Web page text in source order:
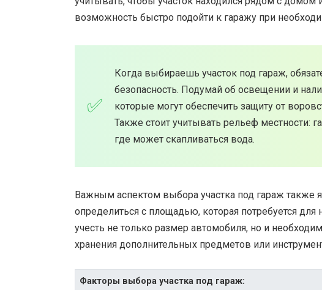
возможность быстро подойти к гаражу при
Когда выбираешь участок под гараж,
безопасность. Подумай об освещении и
которые могут обеспечить защиту от
Также стоит учитывать рельеф местности:
где может скапливаться вода.
Важным аспектом выбора участка под гараж также
определиться с площадью, которая потребуется
учесть не только размер автомобиля, но и
хранения дополнительных предметов или
Факторы выбора участка под гараж: